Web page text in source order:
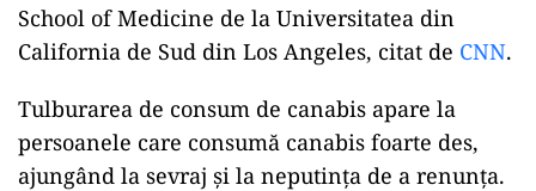
School of Medicine de la Universitatea din
California de Sud din Los Angeles, citat de CNN.
Tulburarea de consum de canabis apare la
persoanele care consumă canabis foarte des,
ajungând la sevraj și la neputința de a renunța.